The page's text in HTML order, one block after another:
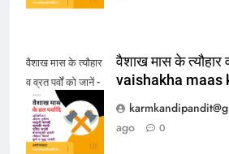
वैशाख मास के त्यौहार
व व्रत पर्वों को जानें -
vaishakha maas
ke tyohar
वैशाख मास के त्यौहार
vaishakha maas
ago
0